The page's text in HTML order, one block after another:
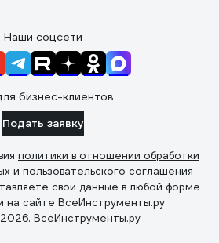
Наши соцсети
бизнес-клиентов
Подать заявку
политики в отношении обработки
и пользовательского соглашения
свои данные в любой форме
на сайте ВсеИнструменты.ру
ВсеИнструменты.ру